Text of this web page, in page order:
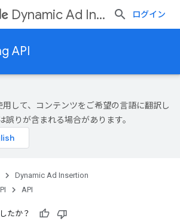
Dynamic Ad Insertion ログイン
API
用して、コンテンツをご希望の言語に翻訳し
誤りが含まれる場合があります。
Dynamic Ad Insertion
API
たか？